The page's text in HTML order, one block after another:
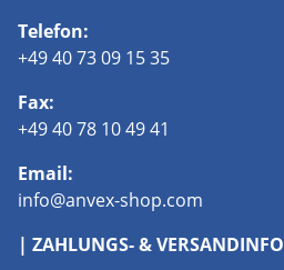
Telefon:
+49 40 73 09 15 35
Fax:
+49 40 78 10 49 41
Email:
info@anvex-shop.com
| ZAHLUNGS- & VERSANDINFO